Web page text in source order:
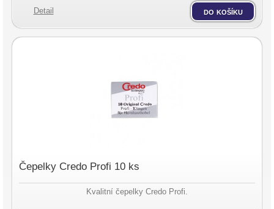
Detail do košíku
Čepelky Credo Profi 10 ks
Kvalitní čepelky Credo Profi.